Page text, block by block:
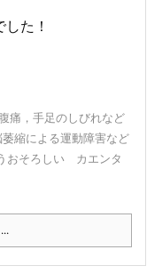
た！
痛，手足のしびれなど
縮による運動障害など
おそろしい カエンタ